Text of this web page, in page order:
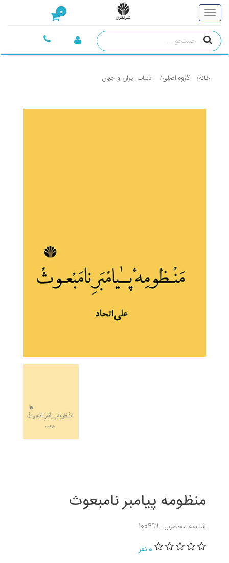
0
خانه گروه اصلی ادبيات ايران و جهان
منظومه پیامبر نامبعوث
شناسه محصول : 100499
0 نفر